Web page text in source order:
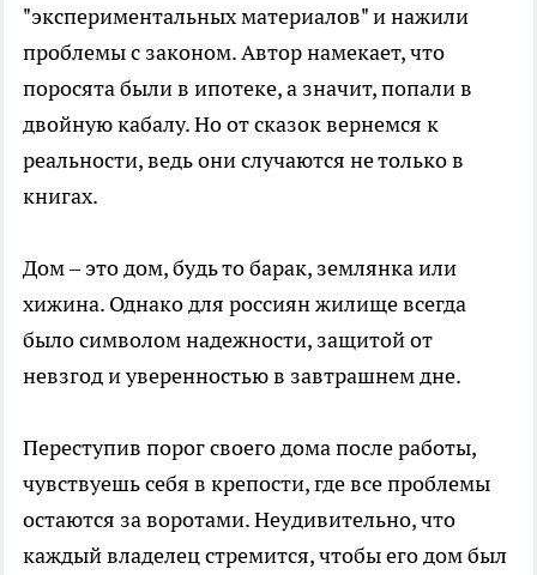
"экспериментальных материалов" и нажили
проблемы с законом. Автор намекает, что
поросята были в ипотеке, а значит, попали в
двойную кабалу. Но от сказок вернемся к
реальности, ведь они случаются не только в
книгах.
Дом – это дом, будь то барак, землянка или
хижина. Однако для россиян жилище всегда
было символом надежности, защитой от
невзгод и уверенностью в завтрашнем дне.
Переступив порог своего дома после работы,
чувствуешь себя в крепости, где все проблемы
остаются за воротами. Неудивительно, что
каждый владелец стремится, чтобы его дом был